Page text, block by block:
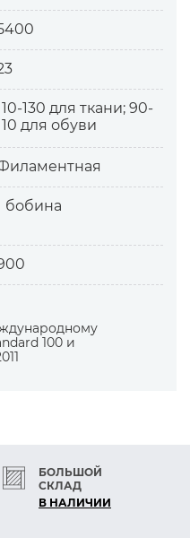
меньше узлов
окраски
влаги,
реагентов,
скольжения нитки
машин
типа
большим
влаги
технических
130 для ткани; 90-
для обуви
бобина
100 и
БОЛЬШОЙ
СКЛАД
В НАЛИЧИИ